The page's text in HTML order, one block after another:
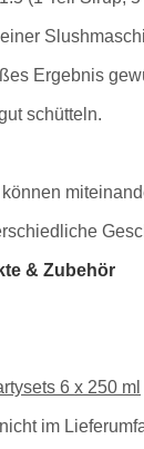
Ergebnis
schütteln.
& Zubehör
6 x 250 ml
im